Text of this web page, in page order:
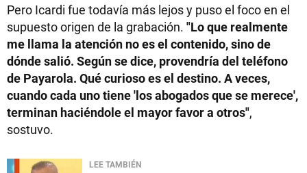
Pero Icardi fue todavía más lejos y puso el foco en el
supuesto origen de la grabación. "Lo que realmente
me llama la atención no es el contenido, sino de
dónde salió. Según se dice, provendría del teléfono
de Payarola. Qué curioso es el destino. A veces,
cuando cada uno tiene 'los abogados que se merece',
terminan haciéndole el mayor favor a otros",
sostuvo.
LEE TAMBIÉN